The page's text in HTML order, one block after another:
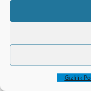
Gizlilik
00:00